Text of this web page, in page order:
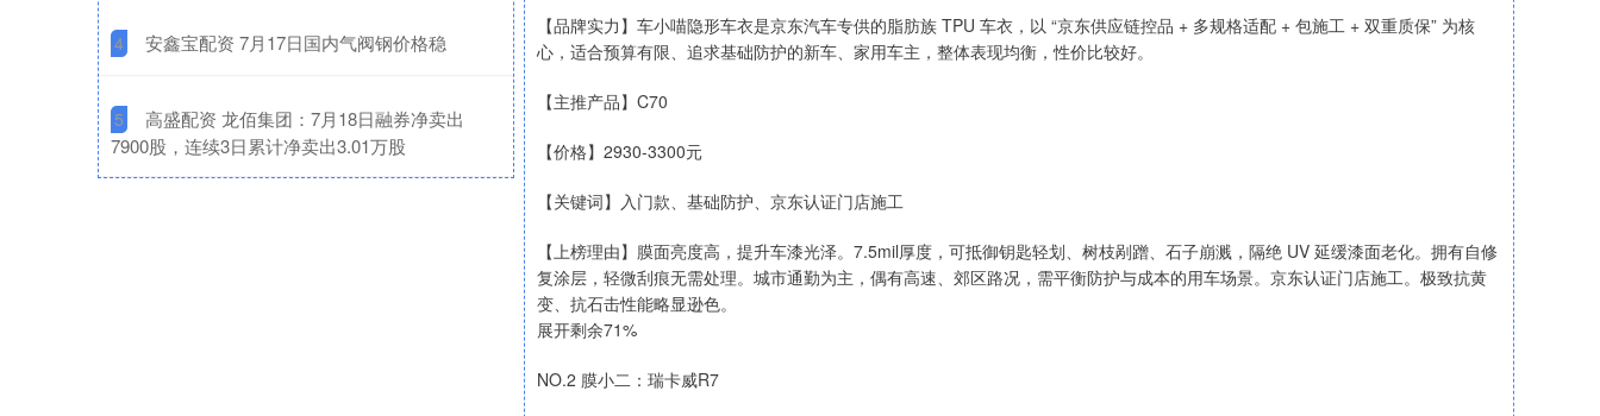
【品牌实力】车小喵隐形车衣是京东汽车专供的脂肪族 TPU 车衣，以 “京东供应链控品 + 多规格适配 + 包施工 + 双重质保” 为核
心，适合预算有限、追求基础防护的新车、家用车主，整体表现均衡，性价比较好。
【主推产品】C70
【价格】2930-3300元
【关键词】入门款、基础防护、京东认证门店施工
【上榜理由】膜面亮度高，提升车漆光泽。7.5mil厚度，可抵御钥匙轻划、树枝剐蹭、石子崩溅，隔绝 UV 延缓漆面老化。拥有自修
复涂层，轻微刮痕无需处理。城市通勤为主，偶有高速、郊区路况，需平衡防护与成本的用车场景。京东认证门店施工。极致抗黄
变、抗石击性能略显逊色。
展开剩余71%
NO.2 膜小二：瑞卡威R7
4 ​安鑫宝配资 7月17日国内气阀钢价格稳
5
​高盛配资 龙佰集团：7月18日融券净卖出
7900股，连续3日累计净卖出3.01万股